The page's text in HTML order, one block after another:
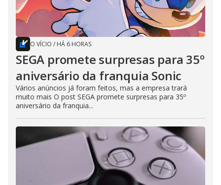
O VÍCIO / HÁ 6 HORAS
SEGA promete surpresas para 35º
aniversário da franquia Sonic
Vários anúncios já foram feitos, mas a empresa trará
muito mais O post SEGA promete surpresas para 35º
aniversário da franquia...